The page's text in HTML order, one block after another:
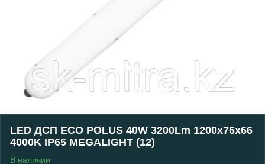
LED ДСП ECO POLUS 40W 3200Lm 1200x76x66
4000K IP65 MEGALIGHT (12)
В наличии